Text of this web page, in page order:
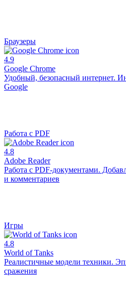
Браузеры
4.9
Google Chrome
Удобный, безопасный интернет.
Google
Работа с PDF
4.8
Adobe Reader
Работа с PDF-документами.
и комментариев
Игры
4.8
World of Tanks
Реалистичные модели техники.
сражения